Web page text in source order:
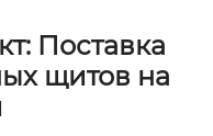
Поставка
щитов на